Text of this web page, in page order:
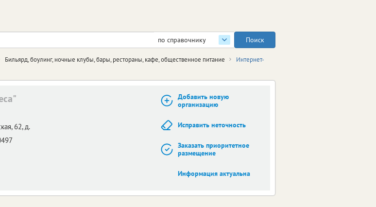
по справочнику
Бильярд, боулинг, ночные клубы, бары, рестораны, кафе, общественное питание
Интернет-
62, д.
Добавить новую
организацию
Исправить неточность
Заказать приоритетное
размещение
Информация актуальна